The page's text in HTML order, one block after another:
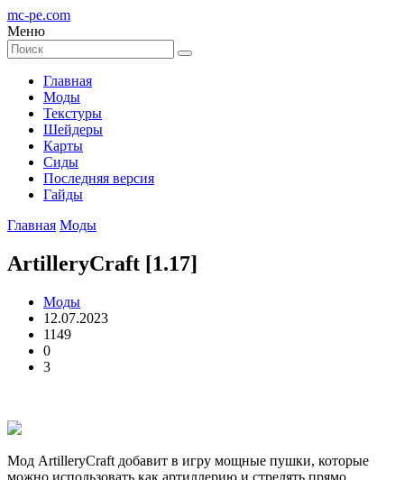
mc-pe.com
Меню
Главная
Моды
Текстуры
Шейдеры
Карты
Сиды
Последняя версия
Гайды
Главная Моды
ArtilleryCraft [1.17]
Моды
12.07.2023
1149
0
3
Мод ArtilleryCraft добавит в игру мощные пушки, которые
можно использовать как артиллерию и стрелять прямо